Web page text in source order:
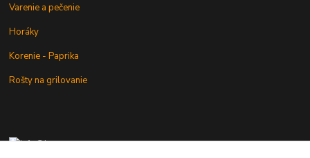
Varenie a pečenie
Horáky
Korenie - Paprika
Rošty na grilovanie
+421 902 212 007